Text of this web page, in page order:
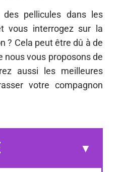
pellicules dans les
vous interrogez sur la
? Cela peut être dû à de
nous vous proposons de
aussi les meilleures
votre compagnon